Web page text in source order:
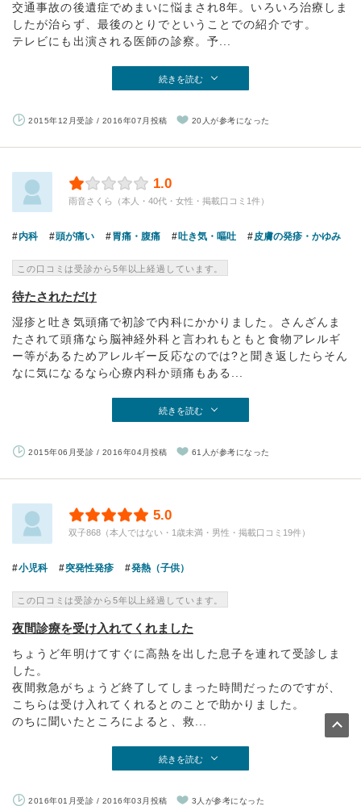
交通事故の後遺症でめまいに悩まされ8年。いろいろ治療しま
したが治らず、最後のとりでということでの紹介です。
テレビにも出演される医師の診察。予...
続きを読む
2015年12月受診 / 2016年07月投稿 20人が参考になった
1.0
雨音さくら（本人・40代・女性・掲載口コミ1件）
内科 頭が痛い 胃痛・腹痛 吐き気・嘔吐 皮膚の発疹・かゆみ
この口コミは受診から5年以上経過しています。
待たされただけ
湿疹と吐き気頭痛で初診で内科にかかりました。さんざんま
たされて頭痛なら脳神経外科と言われもともと食物アレルギ
ー等があるためアレルギー反応なのでは?と聞き返したらそん
なに気になるなら心療内科か頭痛もある...
続きを読む
2015年06月受診 / 2016年04月投稿 61人が参考になった
5.0
双子868（本人ではない・1歳未満・男性・掲載口コミ19件）
小児科 突発性発疹 発熱（子供）
この口コミは受診から5年以上経過しています。
夜間診療を受け入れてくれました
ちょうど年明けてすぐに高熱を出した息子を連れて受診しま
した。
夜間救急がちょうど終了してしまった時間だったのですが、
こちらは受け入れてくれるとのことで助かりました。
のちに聞いたところによると、救...
続きを読む
2016年01月受診 / 2016年03月投稿 3人が参考になった